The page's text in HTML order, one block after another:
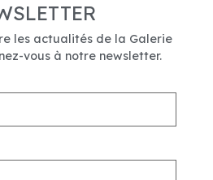
les actualités de la Galerie
vous à notre newsletter.